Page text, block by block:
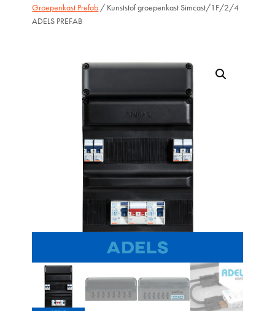
Groepenkast Prefab / Kunststof groepenkast Simcast/1F/2/4
ADELS PREFAB